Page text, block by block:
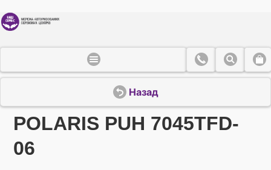
Назад
POLARIS PUH 7045TFD-
06